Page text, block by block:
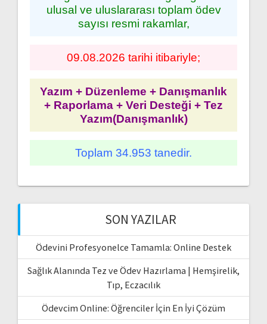
ulusal ve uluslararası toplam ödev
sayısı resmi rakamlar,
09.08.2026 tarihi itibariyle;
Yazım + Düzenleme + Danışmanlık
+ Raporlama + Veri Desteği + Tez
Yazım(Danışmanlık)
Toplam 34.953 tanedir.
SON YAZILAR
Ödevini Profesyonelce Tamamla: Online Destek
Sağlık Alanında Tez ve Ödev Hazırlama | Hemşirelik,
Tıp, Eczacılık
Ödevcim Online: Öğrenciler İçin En İyi Çözüm